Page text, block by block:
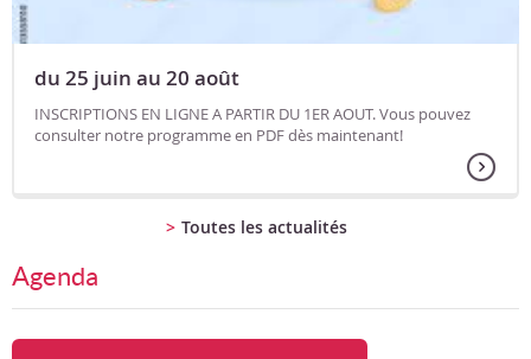
du 25 juin au 20 août
INSCRIPTIONS EN LIGNE A PARTIR DU 1ER AOUT. Vous pouvez
consulter notre programme en PDF dès maintenant!
Toutes les actualités
Agenda